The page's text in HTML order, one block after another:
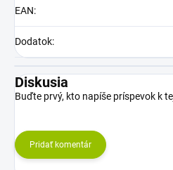
EAN:
Dodatok:
Diskusia
Buďte prvý, kto napíše príspevok k
Pridať komentár